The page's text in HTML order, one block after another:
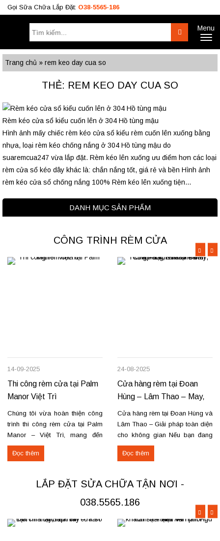
Gọi Sữa Chữa Lắp Đặt: O38-5565-186
Tìm
kiếm:
SearchMenu
Công Trình BÁO GIÁ RÈM
O38.5565.186
Trang chủ » rem keo day cua so
THẺ: REM KEO DAY CUA SO
Rèm kéo cửa sổ kiểu cuốn lên ở 304 Hồ tùng mậu
Hình ảnh mấy chiếc rèm kéo cửa sổ kiểu rèm cuốn lên xuống bằng
nhựa, loại rèm kéo chống nắng ở 304 Hồ tùng mậu do
suaremcua247 vừa lắp đặt. Rèm kéo lên xuống ưu điểm hơn các loại
rèm cửa sổ kéo dây khác là: chắn nắng tốt, giá rẻ và bền Hình ảnh
rèm kéo cửa sổ chống nắng 100% Rèm kéo lên xuống tiện...
DANH MỤC SẢN PHẨM
CÔNG TRÌNH RÈM CỬA
14-09-2025
Thi công rèm cửa tại Palm
Manor Việt Trì
Chúng tôi vừa hoàn thiện công
trình thi công rèm cửa tại Palm
Manor – Việt Trì, mang đến
không gian sang trọng và tiện
nghi cho các căn hộ cao cấp.
Rèm vải thô cao cấp may định
hình hấp sóng: sang trọng, giữ
Đọc thêm
24-08-2025
Cửa hàng rèm tại Đoan
Hùng – Lâm Thao – May,
lắp đặt, sửa chữa
Cửa hàng rèm tại Đoan Hùng và
Lâm Thao – Giải pháp toàn diện
cho không gian Nếu bạn đang
tìm nơi may, lắp đặt rèm cửa
hoặc cần sửa chữa rèm hỏng tại
chúng tôi sẵn sàng đáp ứng với
dịch vụ chuyên nghiệp và giá...
Đọc thêm
LẮP ĐẶT SỬA CHỮA TẬN NƠI -
038.5565.186